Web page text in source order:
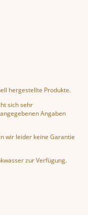
hergestellte Produkte.
sich sehr
Angaben
wir leider keine Garantie
zur Verfügung.